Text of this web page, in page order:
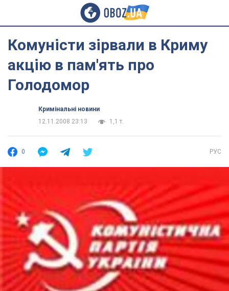
Комуністи зірвали в Криму
акцію в пам'ять про
Голодомор
Кримінальні новини
12.11.2008 23:13
1,1 т.
0 РУС